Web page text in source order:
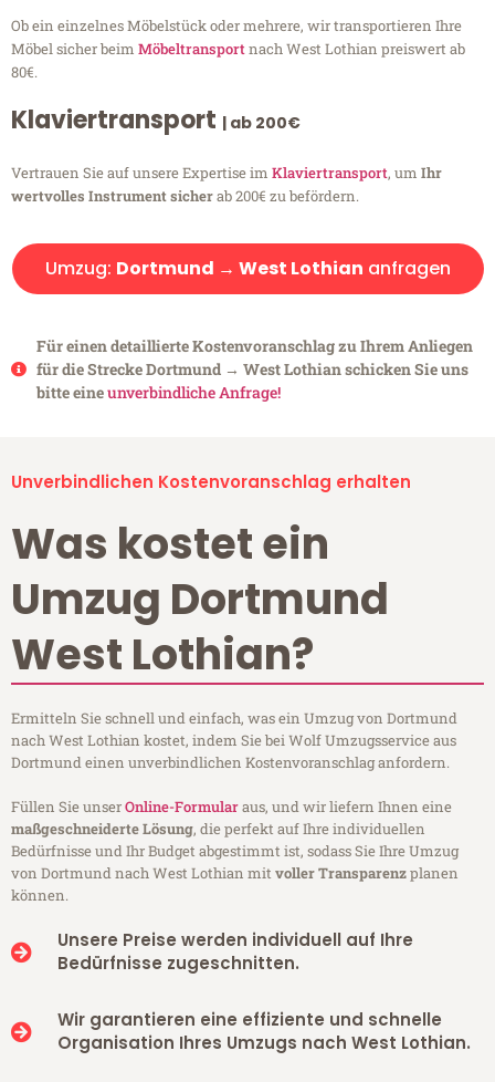
Ob ein einzelnes Möbelstück oder mehrere, wir transportieren Ihre
Möbel sicher beim Möbeltransportnach West Lothian preiswert ab
80€.
Klaviertransport | ab 200€
Vertrauen Sie auf unsere Expertise im Klaviertransport, um Ihr
wertvolles Instrument sicherab 200€ zu befördern.
Umzug: Dortmund → West Lothian anfragen
Für einen detaillierte Kostenvoranschlag zu Ihrem Anliegen
für die Strecke Dortmund → West Lothian schicken Sie uns
bitte eineunverbindliche Anfrage!
Unverbindlichen Kostenvoranschlag erhalten
Was kostet ein
Umzug Dortmund
West Lothian?
Ermitteln Sie schnell und einfach, was ein Umzug von Dortmund
nach West Lothian kostet, indem Sie bei Wolf Umzugsservice aus
Dortmund einen unverbindlichen Kostenvoranschlag anfordern.
Füllen Sie unserOnline-Formularaus, und wir liefern Ihnen eine
maßgeschneiderte Lösung, die perfekt auf Ihre individuellen
Bedürfnisse und Ihr Budget abgestimmt ist, sodass Sie Ihre Umzug
von Dortmund nach West Lothian mitvoller Transparenzplanen
können.
Unsere Preise werden individuell auf Ihre
Bedürfnisse zugeschnitten.
Wir garantieren eine effiziente und schnelle
Organisation Ihres Umzugs nach West Lothian.